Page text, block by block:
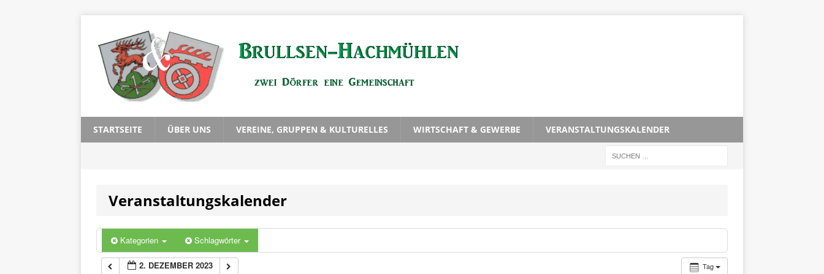
STARTSEITE ÜBER UNS VEREINE, GRUPPEN & KULTURELLES WIRTSCHAFT & GEWERBE VERANSTALTUNGSKALENDER
Veranstaltungskalender
Kategorien Schlagwörter
Tag
2. DEZEMBER 2023
1:00
2:00
3:00
5:00
6:00